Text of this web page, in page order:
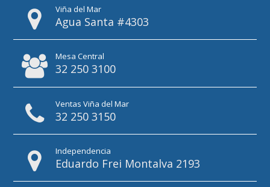
Viña del Mar
Agua Santa #4303
Mesa Central
32 250 3100
Ventas Viña del Mar
32 250 3150
Independencia
Eduardo Frei Montalva 2193